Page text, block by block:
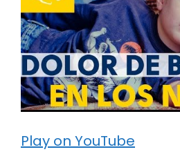
Play on YouTube